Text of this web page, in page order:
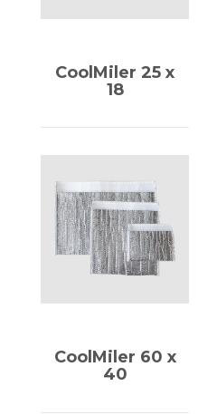
CoolMiler 25 x
18
CoolMiler 60 x
40